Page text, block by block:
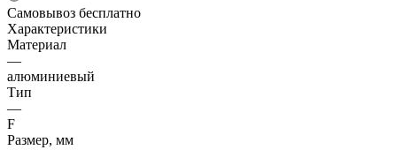
Самовывоз бесплатно
Характеристики
Материал
—
алюминиевый
Тип
—
F
Размер, мм